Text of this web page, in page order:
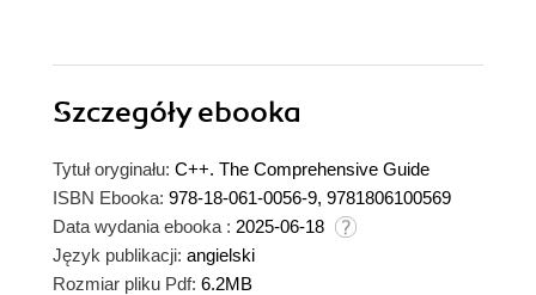
Szczegółyebooka
Tytuł oryginału: C++. The Comprehensive Guide
ISBN Ebooka: 978-18-061-0056-9, 9781806100569
Data wydania ebooka : 2025-06-18
Język publikacji: angielski
Rozmiar pliku Pdf: 6.2MB